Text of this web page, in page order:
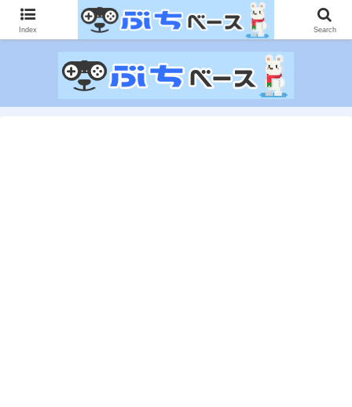
ゲームに課金して得た情報をゲーム記事に仕上げて、収益以上の課金をする無
限機関サイトです。
Index Search